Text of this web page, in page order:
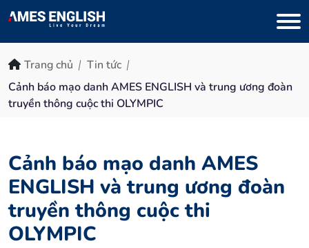
Trang chủ
Tin tức
Cảnh báo mạo danh AMES ENGLISH và trung ương đoàn
truyền thông cuộc thi OLYMPIC
Cảnh báo mạo danh AMES
ENGLISH và trung ương đoàn
truyền thông cuộc thi
OLYMPIC